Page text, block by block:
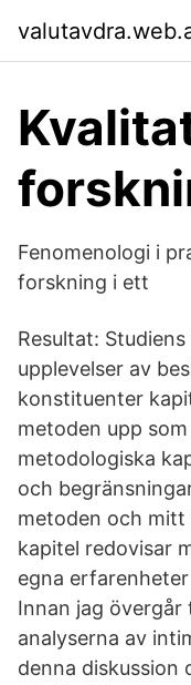
Fenomenologi i
forskning i ett
Resultat:
upplevelser av
konstituenter
metoden upp
metodologiska
och
metoden och mitt
kapitel redovisar
egna
Innan jag övergår
analyserna av
denna diskussion